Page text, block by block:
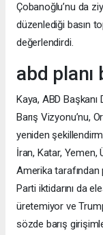
Çobanoğlu’nu da
düzenlediği basın
değerlendirdi.
abd
Kaya, ABD Başkanı
Barış Vizyonu’nu,
yeniden
İran, Katar, Yemen,
Amerika tarafından
Parti iktidarını da
üretemiyor ve
sözde barış